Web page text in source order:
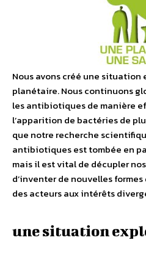
Nous avons créé une situation
planétaire. Nous continuons
les antibiotiques de manière
l’apparition de bactéries de
que notre recherche
antibiotiques est tombée en
mais il est vital de décupler
d’inventer de nouvelles
des acteurs aux intérêts
une situation